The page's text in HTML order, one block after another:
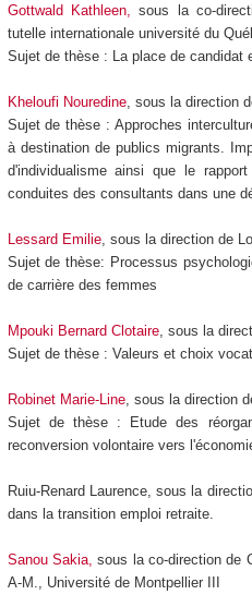
Gottwald Kathleen,
sous la co-
tutelle internationale université du
Sujet de thèse : La place de candidat
Kheloufi Nouredine, sous la direction
Sujet de thèse : Approches
à destination de publics migrants.
d'individualisme ainsi que le
conduites des consultants dans une
Lessard Emilie, sous la direction de
Sujet de thèse: Processus
de carrière des femmes
Mpouki Bernard Clotaire, sous la
Sujet de thèse : Valeurs et choix
Robinet Marie-Line, sous la direction
Sujet de thèse : Etude des
reconversion volontaire vers
Ruiu-Renard Laurence, sous la
dans la transition emploi retraite.
Sanou Sakia, sous la co-direction de
A-M., Université de Montpellier III